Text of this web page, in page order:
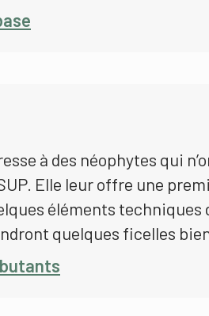
à des néophytes qui
Elle leur offre une
éléments techniques
quelques ficelles